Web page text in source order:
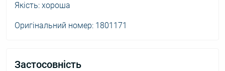
Якість: хороша
Оригінальний номер: 1801171
Застосовність